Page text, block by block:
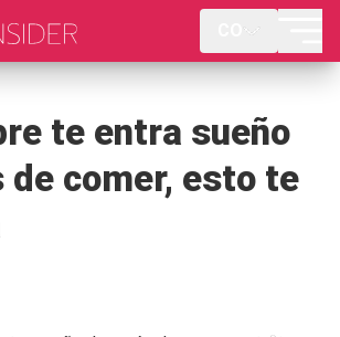
te entra sueño
de comer, esto te